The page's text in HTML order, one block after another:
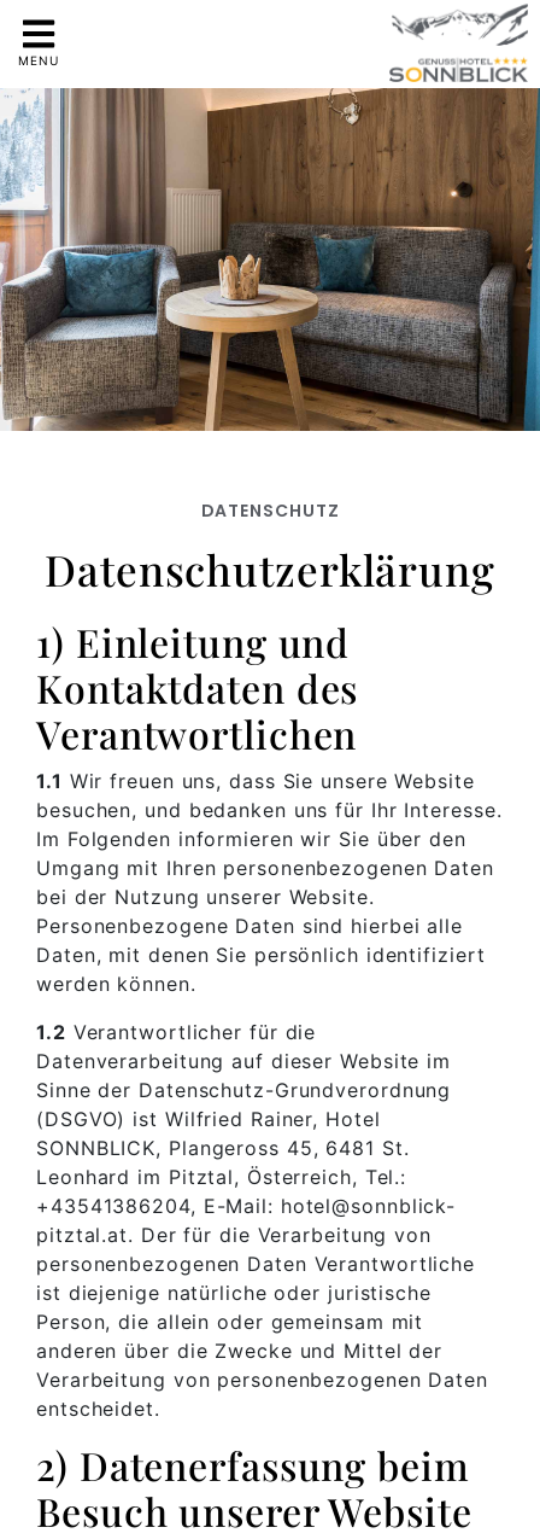
MENU
DATENSCHUTZ
Datenschutzerklärung
1) Einleitung und
Kontaktdaten des
Verantwortlichen
1.1 Wir freuen uns, dass Sie unsere Website
besuchen, und bedanken uns für Ihr Interesse.
Im Folgenden informieren wir Sie über den
Umgang mit Ihren personenbezogenen Daten
bei der Nutzung unserer Website.
Personenbezogene Daten sind hierbei alle
Daten, mit denen Sie persönlich identifiziert
werden können.
1.2 Verantwortlicher für die
Datenverarbeitung auf dieser Website im
Sinne der Datenschutz-Grundverordnung
(DSGVO) ist Wilfried Rainer, Hotel
SONNBLICK, Plangeross 45, 6481 St.
Leonhard im Pitztal, Österreich, Tel.:
+43541386204, E-Mail: hotel@sonnblick-
pitztal.at. Der für die Verarbeitung von
personenbezogenen Daten Verantwortliche
ist diejenige natürliche oder juristische
Person, die allein oder gemeinsam mit
anderen über die Zwecke und Mittel der
Verarbeitung von personenbezogenen Daten
entscheidet.
2) Datenerfassung beim
Besuch unserer Website